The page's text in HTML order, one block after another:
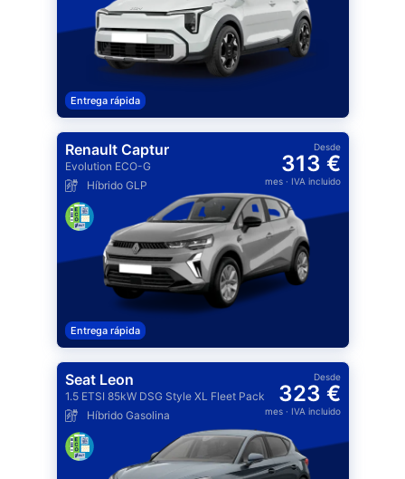
Entrega rápida
Renault Captur
Evolution ECO-G
Híbrido GLP
Desde
313 €
mes· IVA incluido
Entrega rápida
Seat Leon
1.5 ETSI 85kW DSG Style XL Fleet Pack
Híbrido Gasolina
Desde
323 €
mes· IVA incluido